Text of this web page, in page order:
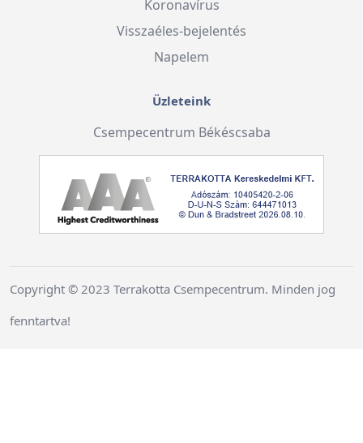
Koronavírus
Visszaéles-bejelentés
Napelem
Üzleteink
Csempecentrum Békéscsaba
Copyright © 2023 Terrakotta Csempecentrum. Minden jog
fenntartva!